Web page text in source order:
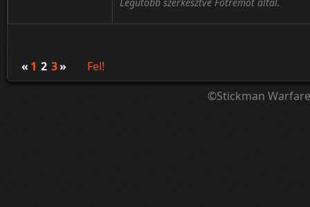
« 1 2 3»
Fel!
©Stickman Warfare